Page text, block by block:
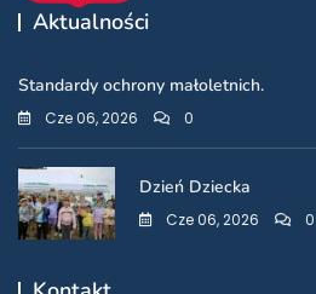
Aktualności
Standardy ochrony małoletnich.
Cze 06, 2026 0
Dzień Dziecka
Cze 06, 2026 0